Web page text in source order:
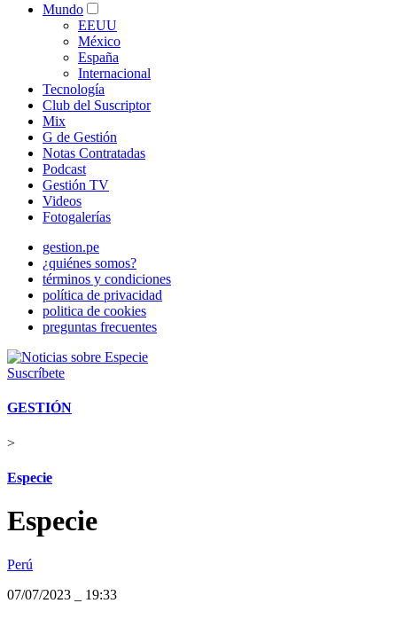
Mundo
EEUU
México
España
Internacional
Tecnología
Club del Suscriptor
Mix
G de Gestión
Notas Contratadas
Podcast
Gestión TV
Videos
Fotogalerías
gestion.pe
¿quiénes somos?
términos y condiciones
política de privacidad
politica de cookies
preguntas frecuentes
Suscríbete
GESTIÓN
>
Especie
Especie
Perú
07/07/2023
19:33